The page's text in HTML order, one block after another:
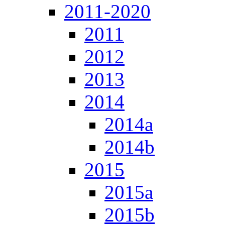
2011-2020
2011
2012
2013
2014
2014a
2014b
2015
2015a
2015b